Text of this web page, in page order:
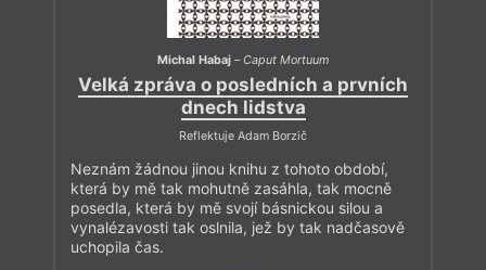
Michal Habaj –Caput Mortuum
Velká zpráva o posledních a prvních
dnech lidstva
Reflektuje Adam Borzič
Neznám žádnou jinou knihu z tohoto období,
která by mě tak mohutně zasáhla, tak mocně
posedla, která by mě svojí básnickou silou a
vynalézavosti tak oslnila, jež by tak nadčasově
uchopila čas.